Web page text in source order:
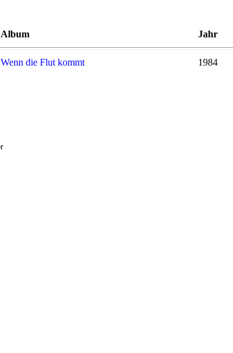
Album Jahr
Wenn die Flut kommt 1984